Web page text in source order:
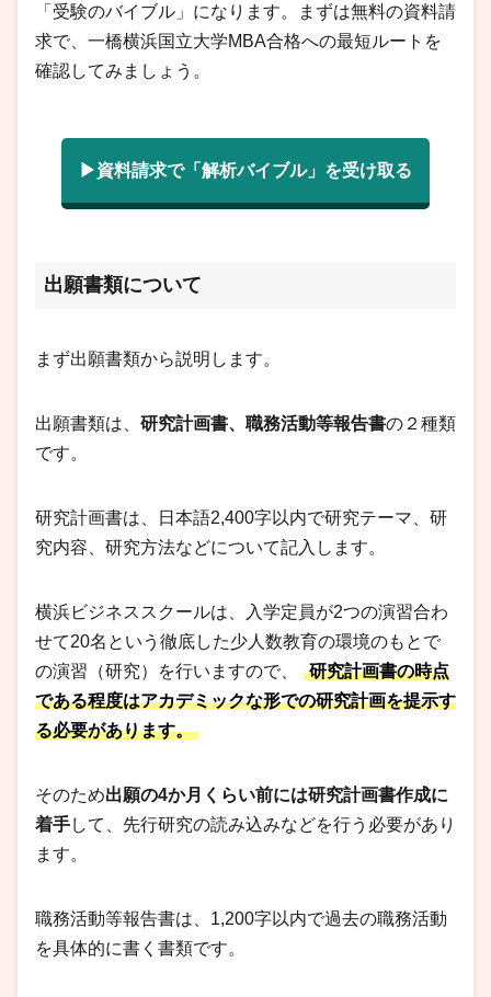
「受験のバイブル」になります。まずは無料の資料請
求で、一橋横浜国立大学MBA合格への最短ルートを
確認してみましょう。
▶資料請求で「解析バイブル」を受け取る
出願書類について
まず出願書類から説明します。
出願書類は、 研究計画書、職務活動等報告書の２種類
です。
研究計画書は、日本語2,400字以内で研究テーマ、研
究内容、研究方法などについて記入します。
横浜ビジネススクールは、入学定員が2つの演習合わ
せて20名という徹底した少人数教育の環境のもとで
の演習（研究）を行いますので、
研究計画書の時点
である程度はアカデミックな形での研究計画を提示す
る必要があります。
そのため出願の4か月くらい前には研究計画書作成に
着手して、先行研究の読み込みなどを行う必要があり
ます。
職務活動等報告書は、1,200字以内で過去の職務活動
を具体的に書く書類です。